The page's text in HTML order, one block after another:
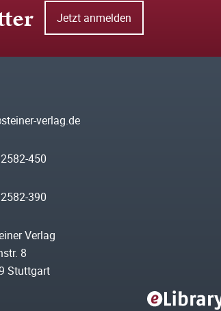
Jetzt anmelden
verlag.de
450
390
Verlag
8
Stuttgart